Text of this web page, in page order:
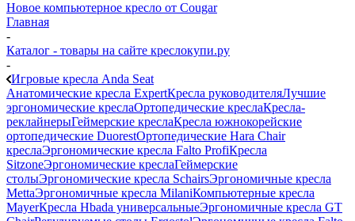
Новое компьютерное кресло от Cougar
Главная
-
Каталог - товары на сайте креслокупи.ру
-
Игровые кресла Anda Seat
Анатомические кресла ExpertКресла руководителяЛучшие
эргономические креслаОртопедические креслаКресла-
реклайнерыГеймерские креслаКресла южнокорейские
ортопедические DuorestОртопедические Hara Chair
креслаЭргономические кресла Falto ProfiКресла
SitzoneЭргономические креслаГеймерские
столыЭргономические кресла SchairsЭргономичные кресла
MettaЭргономичные кресла MilaniКомпьютерные кресла
MayerКресла Hbada универсальныеЭргономичные кресла GT